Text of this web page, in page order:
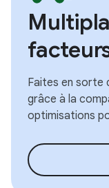
Faites en sorte
grâce à la
optimisations